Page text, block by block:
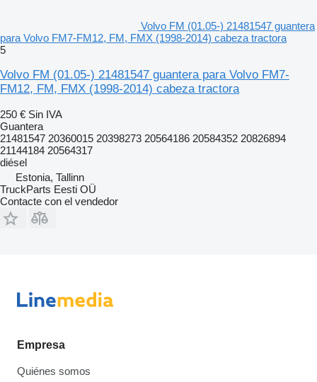
Volvo FM (01.05-) 21481547 guantera
para Volvo FM7-FM12, FM, FMX (1998-2014) cabeza tractora
5
Volvo FM (01.05-) 21481547 guantera para Volvo FM7-
FM12, FM, FMX (1998-2014) cabeza tractora
250 € Sin IVA
Guantera
21481547 20360015 20398273 20564186 20584352 20826894
21144184 20564317
diésel
Estonia, Tallinn
TruckParts Eesti OÜ
Contacte con el vendedor
Empresa
Quiénes somos